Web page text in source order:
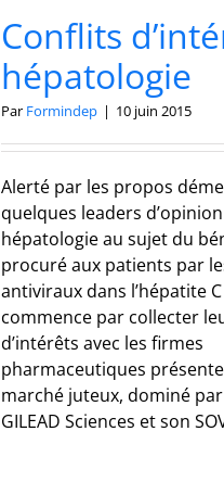
Conflits
hépatologie
Par Formindep | 10 juin 2015
Alerté par les propos
quelques leaders
hépatologie au sujet du
procuré aux patients par
antiviraux dans l’hépatite
commence par collecter
d’intérêts avec les firmes
pharmaceutiques
marché juteux, dominé par
GILEAD Sciences et son